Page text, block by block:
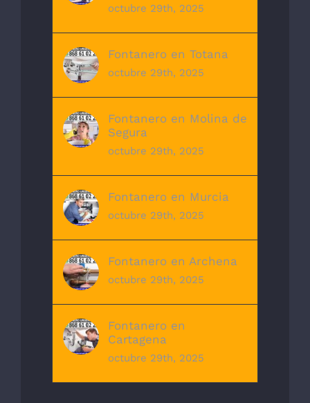
octubre 29th, 2025
Fontanero en Totana
octubre 29th, 2025
Fontanero en Molina de
Segura
octubre 29th, 2025
Fontanero en Murcia
octubre 29th, 2025
Fontanero en Archena
octubre 29th, 2025
Fontanero en
Cartagena
octubre 29th, 2025